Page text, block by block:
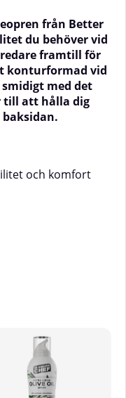
från Better
du behöver vid
framtill för
konturformad vid
med det
till att hålla dig
och komfort
14 cm
40% nylon